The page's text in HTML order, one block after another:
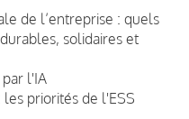
de l’entreprise : quels
solidaires et
l'IA
priorités de l'ESS